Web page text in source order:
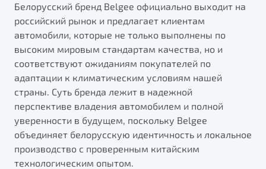
Универсальный кроссовер
от 2 499 990 ₽*
Обзор В наличии
Автокредит
Спецпредложения
Запись на сервис
Калькулятор ТО
Клиентская поддержка
Белорусский бренд Belgee официально выходит на
российский рынок и предлагает клиентам
автомобили, которые не только выполнены по
высоким мировым стандартам качества, но и
соответствуют ожиданиям покупателей по
адаптации к климатическим условиям нашей
страны. Суть бренда лежит в надежной
перспективе владения автомобилем и полной
уверенности в будущем, поскольку Belgee
объединяет белорусскую идентичность и локальное
производство с проверенным китайским
технологическим опытом.